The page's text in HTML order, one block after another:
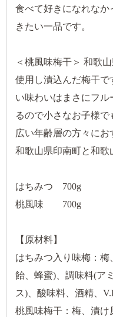
食べて好きになれな
きたい一品です。
＜桃風味梅干＞ 和歌
使用し漬込んだ梅干で
い味わいはまさにフ
るので小さなお子様
広い年齢層の方々に
和歌山県印南町と和歌
はちみつ 700g
桃風味 700g
【原材料】
はちみつ入り味梅：
飴、蜂蜜)、調味料(ア
ス)、酸味料、酒精、
桃風味梅干：梅、漬